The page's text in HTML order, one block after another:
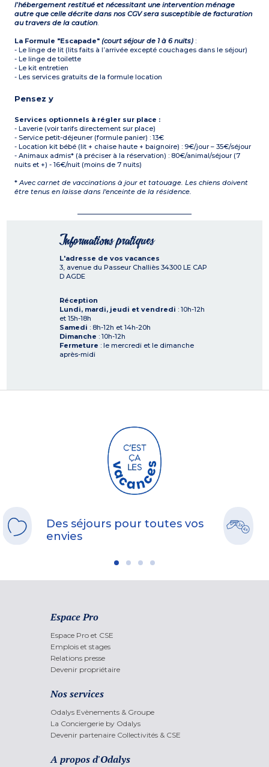
l’hébergement restitué et nécessitant une intervention ménage
autre que celle décrite dans nos CGV sera susceptible de facturation
au travers de la caution.
La Formule "Escapade"(court séjour de 1 à 6 nuits) :
- Le linge de lit (lits faits à l’arrivée excepté couchages dans le séjour)
- Le linge de toilette
- Le kit entretien
- Les services gratuits de la formule location
Pensez y
Services optionnels à régler sur place :
- Laverie (voir tarifs directement sur place)
- Service petit-déjeuner (formule panier) : 13€
- Location kit bébé (lit + chaise haute + baignoire) : 9€/jour – 35€/séjour
- Animaux admis* (à préciser à la réservation) : 80€/animal/séjour (7
nuits et +) - 16€/nuit (moins de 7 nuits)
*Avec carnet de vaccinations à jour et tatouage. Les chiens doivent
être tenus en laisse dans l'enceinte de la résidence.
Informations pratiques
L'adresse de vos vacances
3, avenue du Passeur Challiès 34300 LE CAP
D AGDE
Réception
Lundi, mardi, jeudi et vendredi : 10h-12h
et 15h-18h
Samedi : 8h-12h et 14h-20h
Dimanche : 10h-12h
Fermeture : le mercredi et le dimanche
après-midi
Des séjours pour toutes vos
envies
Espace Pro
Espace Pro et CSE
Emplois et stages
Relations presse
Devenir propriétaire
Nos services
Odalys Evènements & Groupe
La Conciergerie by Odalys
Devenir partenaire Collectivités & CSE
A propos d'Odalys